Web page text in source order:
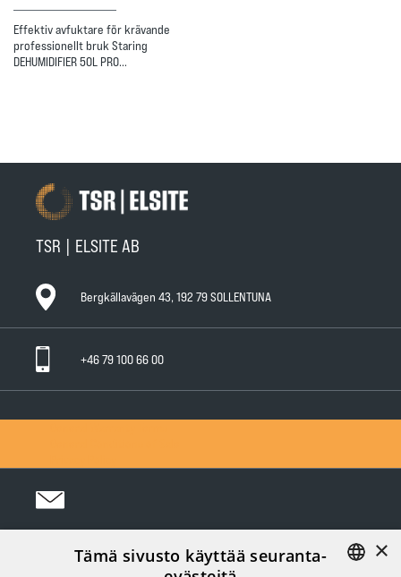
Effektiv avfuktare för krävande
professionellt bruk Staring
DEHUMIDIFIER 50L PRO…
TSR | ELSITE AB
Bergkällavägen 43, 192 79 SOLLENTUNA
+46 79 100 66 00
×
Tämä sivusto käyttää seuranta-